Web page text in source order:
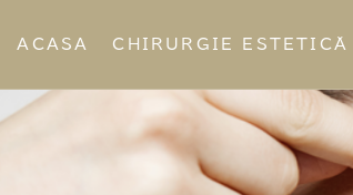
ACASA CHIRURGIE ESTETICĂ